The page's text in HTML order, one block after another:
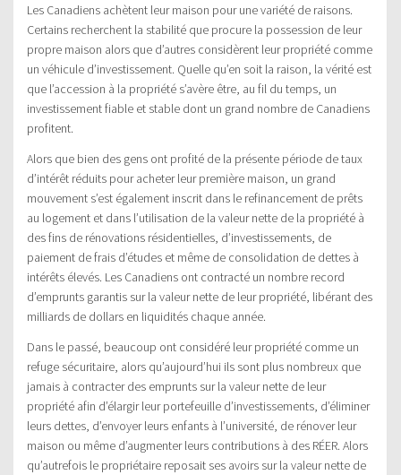
Les Canadiens achètent leur maison pour une variété de raisons.
Certains recherchent la stabilité que procure la possession de leur
propre maison alors que d’autres considèrent leur propriété comme
un véhicule d’investissement. Quelle qu’en soit la raison, la vérité est
que l’accession à la propriété s’avère être, au fil du temps, un
investissement fiable et stable dont un grand nombre de Canadiens
profitent.
Alors que bien des gens ont profité de la présente période de taux
d’intérêt réduits pour acheter leur première maison, un grand
mouvement s’est également inscrit dans le refinancement de prêts
au logement et dans l’utilisation de la valeur nette de la propriété à
des fins de rénovations résidentielles, d’investissements, de
paiement de frais d’études et même de consolidation de dettes à
intérêts élevés. Les Canadiens ont contracté un nombre record
d’emprunts garantis sur la valeur nette de leur propriété, libérant des
milliards de dollars en liquidités chaque année.
Dans le passé, beaucoup ont considéré leur propriété comme un
refuge sécuritaire, alors qu’aujourd’hui ils sont plus nombreux que
jamais à contracter des emprunts sur la valeur nette de leur
propriété afin d’élargir leur portefeuille d’investissements, d’éliminer
leurs dettes, d’envoyer leurs enfants à l’université, de rénover leur
maison ou même d’augmenter leurs contributions à des RÉER. Alors
qu’autrefois le propriétaire reposait ses avoirs sur la valeur nette de